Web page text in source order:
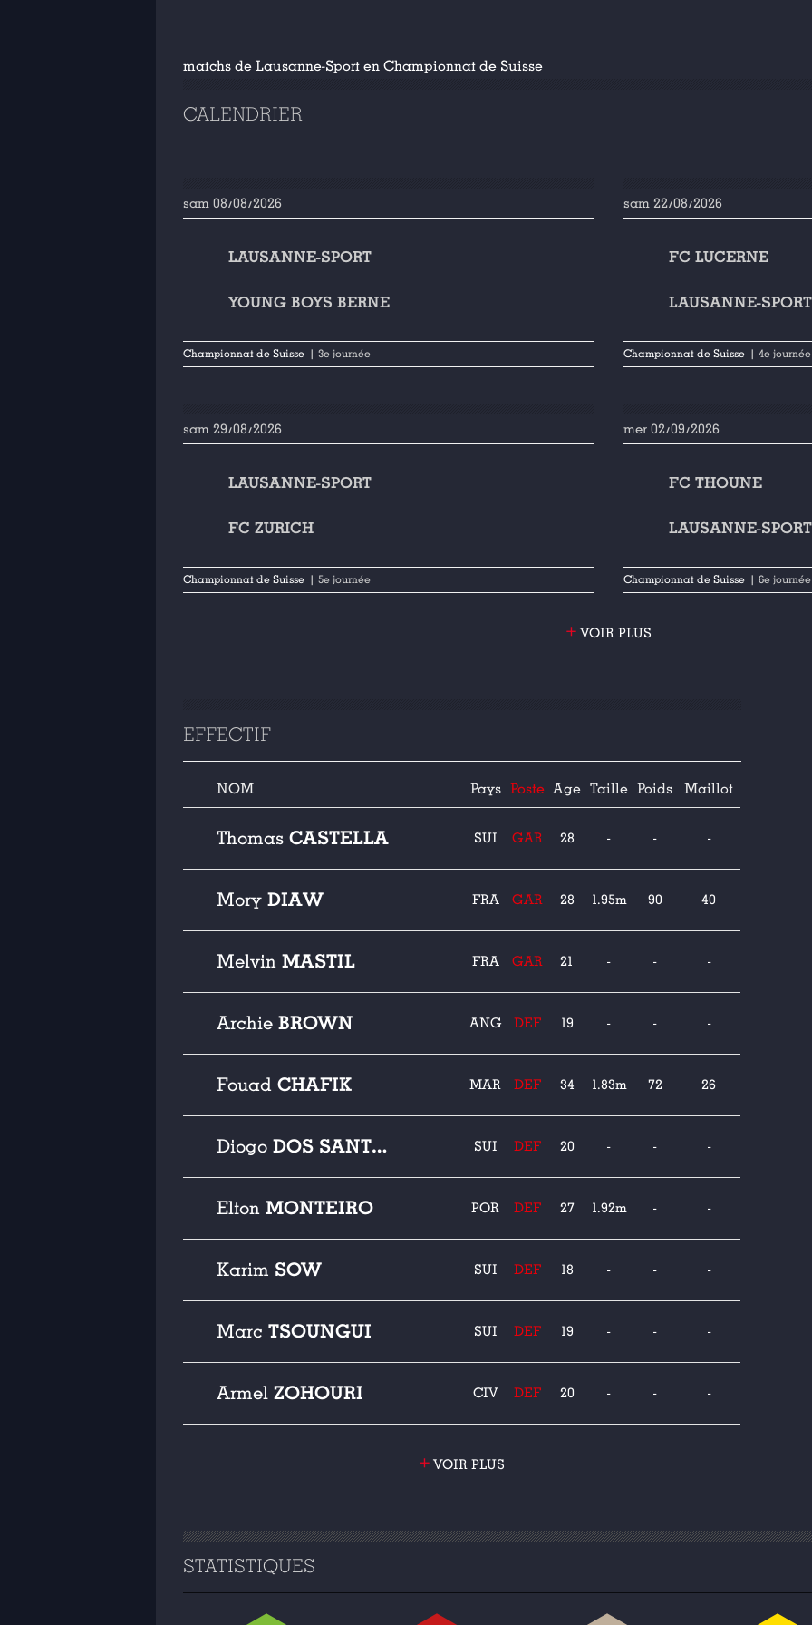
matchs de Lausanne-Sport en Championnat de Suisse
CALENDRIER
sam 08/08/2026
LAUSANNE-SPORT
YOUNG BOYS BERNE
Championnat de Suisse | 3e journée
sam 22/08/2026
FC LUCERNE
LAUSANNE-SPORT
Championnat de Suisse | 4e journée
sam 29/08/2026
LAUSANNE-SPORT
FC ZURICH
Championnat de Suisse | 5e journée
mer 02/09/2026
FC THOUNE
LAUSANNE-SPORT
Championnat de Suisse | 6e journée
+ VOIR PLUS
EFFECTIF
NOM Pays Poste Age Taille Poids Maillot
Thomas CASTELLA SUI GAR 28 - - -
Mory DIAW FRA GAR 28 1.95m 90 40
Melvin MASTIL FRA GAR 21 - - -
Archie BROWN ANG DEF 19 - - -
Fouad CHAFIK MAR DEF 34 1.83m 72 26
Diogo DOS SANTOS SUI DEF 20 - - -
Elton MONTEIRO POR DEF 27 1.92m - -
Karim SOW SUI DEF 18 - - -
Marc TSOUNGUI SUI DEF 19 - - -
Armel ZOHOURI CIV DEF 20 - - -
+VOIR PLUS
STATISTIQUES